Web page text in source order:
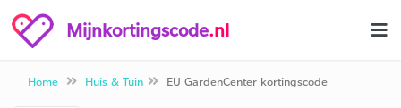
Mijnkortingscode.nl
Home Huis & Tuin EU GardenCenter kortingscode